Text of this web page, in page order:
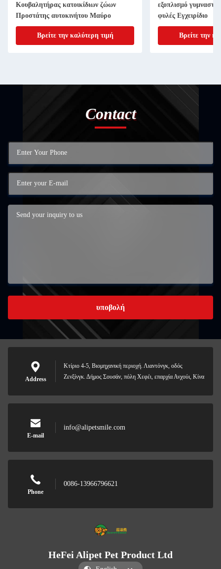
Κουβαλητήρας κατοικίδιων ζώων
Προστάτης αυτοκινήτου Μαύρο
Βρείτε την καλύτερη τιμή
εξοπλισμό
φυλές Εγχειρίδιο
Βρείτε την
Contact
υποβολή
Address
Κτίριο 4-5, Βιομηχανική περιοχή. Λιαντόνγκ, οδός
Ζενξίνγκ. Δήμος Σουσάν, πόλη Χεφέι, επαρχία Ανχούι, Κίνα
E-mail
info@alipetsmile.com
Phone
0086-13966796621
HeFei Alipet Pet Product Ltd